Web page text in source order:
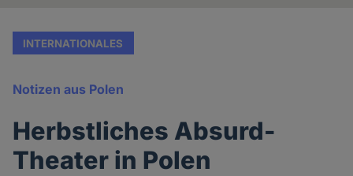
INTERNATIONALES
Notizen aus Polen
Herbstliches Absurd-
Theater in Polen